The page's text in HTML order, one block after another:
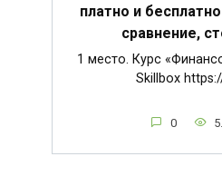
платно и
сравнение,
1 место. Курс
Skillbox
0